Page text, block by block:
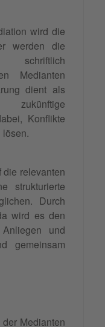
wird die
werden die
schriftlich
Medianten
dient als
Konflikte
relevanten
strukturierte
Durch
wird es den
und
gemeinsam
Medianten